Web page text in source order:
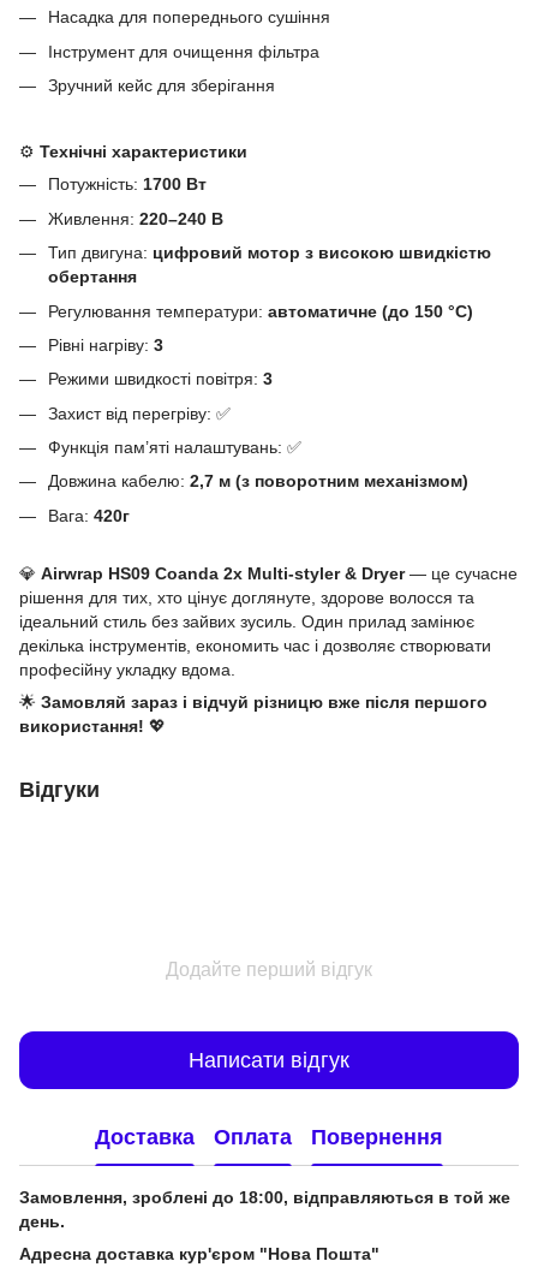
Насадка для попереднього сушіння
Інструмент для очищення фільтра
Зручний кейс для зберігання
⚙️ Технічні характеристики
Потужність: 1700 Вт
Живлення: 220–240 В
Тип двигуна: цифровий мотор з високою швидкістю
обертання
Регулювання температури: автоматичне (до 150 °C)
Рівні нагріву: 3
Режими швидкості повітря: 3
Захист від перегріву: ✅
Функція пам’яті налаштувань: ✅
Довжина кабелю: 2,7 м (з поворотним механізмом)
Вага: 420г
💎 Airwrap HS09 Coanda 2x Multi-styler & Dryer— це сучасне
рішення для тих, хто цінує доглянуте, здорове волосся та
ідеальний стиль без зайвих зусиль. Один прилад замінює
декілька інструментів, економить час і дозволяє створювати
професійну укладку вдома.
🌟 Замовляй зараз і відчуй різницю вже після першого
використання! 💖
Відгуки
Додайте перший відгук
Написати відгук
Доставка Оплата Повернення
Замовлення, зроблені до 18:00, відправляються в той же
день.
Адресна доставка кур'єром "Нова Пошта"